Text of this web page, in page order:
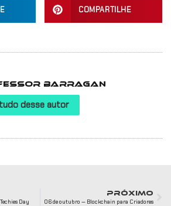
COMPARTILHE
Barragan
desse autor
Day
PRÓXIMO
06 de outubro — Blockchain para Criadores